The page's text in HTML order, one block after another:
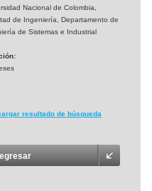
Nacional de Colombia,
de Ingeniería, Departamento de
de Sistemas e Industrial
resultado de búsqueda